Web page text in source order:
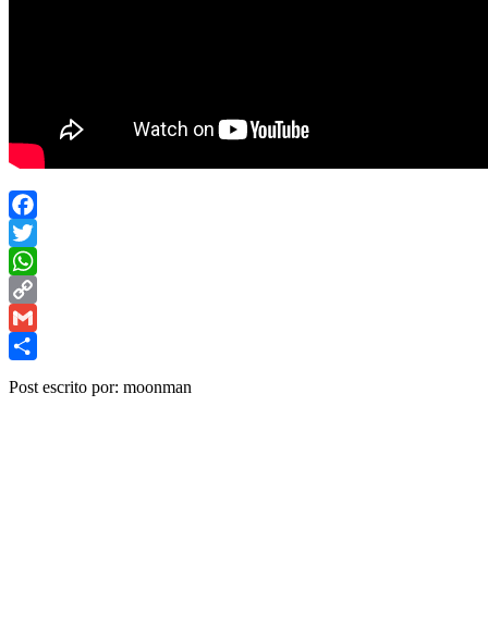
Facebook
Twitter
WhatsApp
Copy
Link
Gmail
Post escrito por: moonman